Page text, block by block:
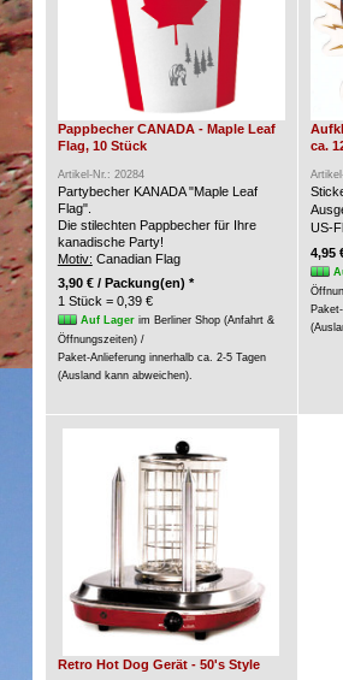
Pappbecher CANADA - Maple Leaf
Flag, 10 Stück
Artikel-Nr.: 20284
Partybecher KANADA "Maple Leaf
Flag".
Die stilechten Pappbecher für Ihre
kanadische Party!
Motiv: Canadian Flag
3,90 € / Packung(en) *
1 Stück = 0,39 €
Auf Lagerim Berliner Shop (Anfahrt &
Öffnungszeiten) /
Paket-Anlieferung innerhalb ca. 2-5 Tagen
(Ausland kann abweichen).
ca.
US-
4,95
Retro Hot Dog Gerät - 50's Style